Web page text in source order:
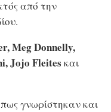
από την
Meg Donnelly,
Jojo Fleites και
γνωρίστηκαν και